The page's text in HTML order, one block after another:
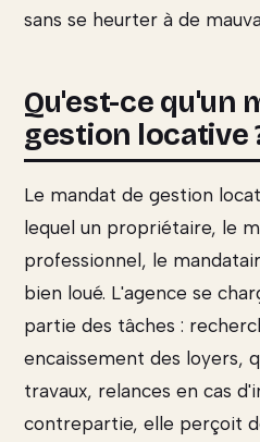
sans se heurter à de
Qu'est-ce qu'un
gestion locative
Le mandat de gestion
lequel un propriétaire, le
professionnel, le
bien loué. L'agence se
partie des tâches :
encaissement des loyers,
travaux, relances en cas
contrepartie, elle perçoit